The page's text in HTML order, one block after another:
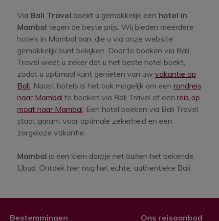
Via Bali Travel boekt u gemakkelijk een hotel in
Mambal tegen de beste prijs. Wij bieden meerdere
hotels in Mambal aan, die u via onze website
gemakkelijk kunt bekijken. Door te boeken via Bali
Travel weet u zeker dat u het beste hotel boekt,
zodat u optimaal kunt genieten van uw vakantie op
Bali. Naast hotels is het ook mogelijk om een rondreis
naar Mambal te boeken via Bali Travel of een reis op
maat naar Mambal. Een hotel boeken via Bali Travel
staat garant voor optimale zekerheid en een
zorgeloze vakantie.
Mambal is een klein dorpje net buiten het bekende
Ubud. Ontdek hier nog het echte, authentieke Bali.
Bestemmingen Ons reisaanbod